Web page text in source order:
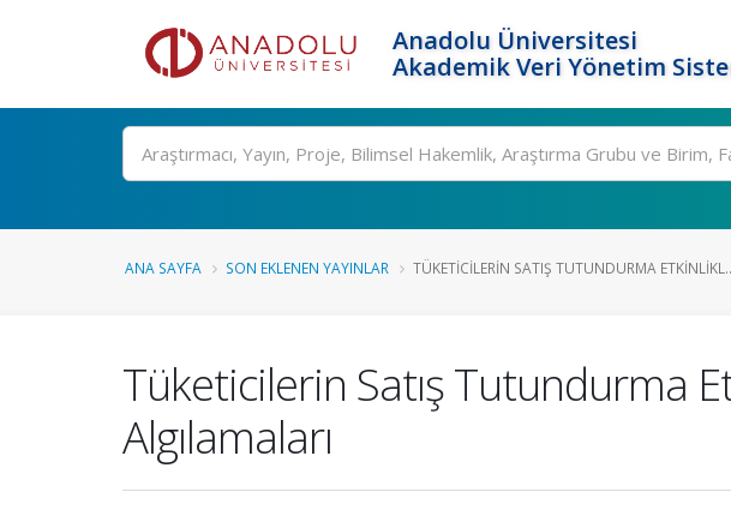
Anadolu Üniversitesi
Akademik Veri Yönetim
Ara
ANA SAYFA SON EKLENEN YAYINLAR TÜKETICILERIN SATIŞ TUTUNDURMA
Tüketicilerin Satış Tutundurma
Algılamaları